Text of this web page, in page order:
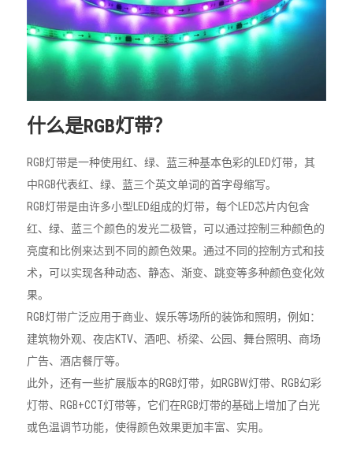
什么是RGB灯带？
RGB灯带是一种使用红、绿、蓝三种基本色彩的LED灯带，其
中RGB代表红、绿、蓝三个英文单词的首字母缩写。
RGB灯带是由许多小型LED组成的灯带，每个LED芯片内包含
红、绿、蓝三个颜色的发光二极管，可以通过控制三种颜色的
亮度和比例来达到不同的颜色效果。通过不同的控制方式和技
术，可以实现各种动态、静态、渐变、跳变等多种颜色变化效
果。
RGB灯带广泛应用于商业、娱乐等场所的装饰和照明，例如：
建筑物外观、夜店KTV、酒吧、桥梁、公园、舞台照明、商场
广告、酒店餐厅等。
此外，还有一些扩展版本的RGB灯带，如RGBW灯带、RGB幻彩
灯带、RGB+CCT灯带等，它们在RGB灯带的基础上增加了白光
或色温调节功能，使得颜色效果更加丰富、实用。